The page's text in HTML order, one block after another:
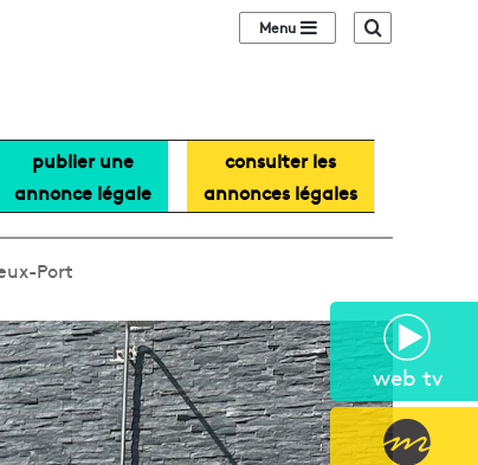
web tv
Sidebar (barre
publier une
annonce légale
consulter les
annonces légales
Port